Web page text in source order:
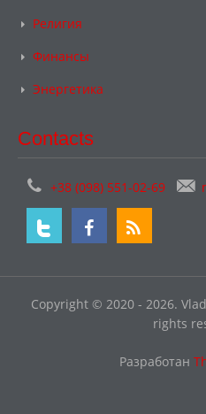
Религия
Финансы
Энергетика
Contacts
+38 (098) 551-02-69
Copyright © 2020 - 2026.
rights
Разработан